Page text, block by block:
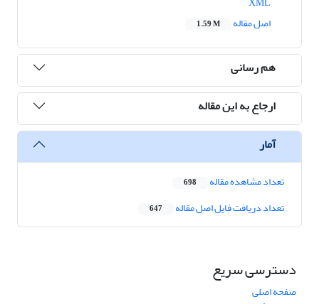
اصل مقاله
1.59 M
هم رسانی
ارجاع به این مقاله
آمار
تعداد مشاهده مقاله 698
تعداد دریافت فایل اصل مقاله 647
دسترسی سریع
صفحه اصلی